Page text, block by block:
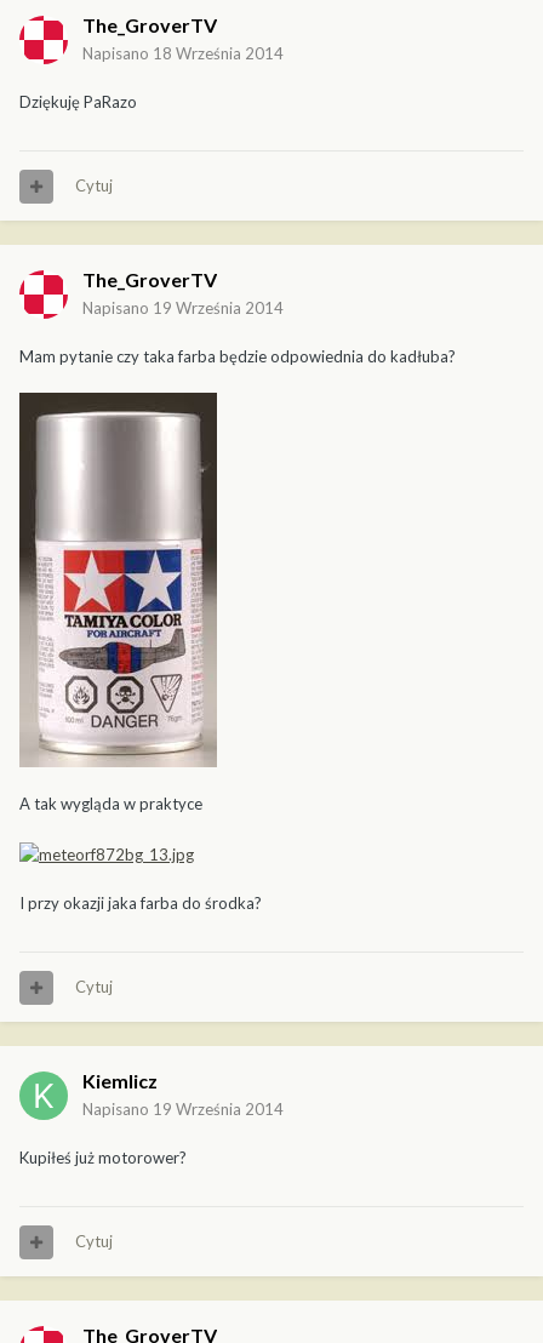
The_GroverTV
Napisano 18 Września 2014
Dziękuję PaRazo
Cytuj
The_GroverTV
Napisano 19 Września 2014
Mam pytanie czy taka farba będzie odpowiednia do kadłuba?
A tak wygląda w praktyce
I przy okazji jaka farba do środka?
Cytuj
Kiemlicz
Napisano 19 Września 2014
Kupiłeś już motorower?
Cytuj
The_GroverTV